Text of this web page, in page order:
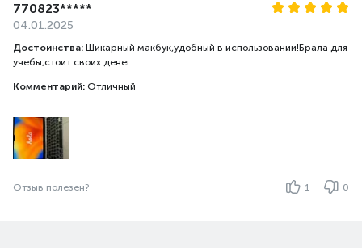
770823*****
04.01.2025
Достоинства: Шикарный макбук,удобный в использовании!Брала для
учебы,стоит своих денег
Комментарий: Отличный
Отзыв полезен? 1 0